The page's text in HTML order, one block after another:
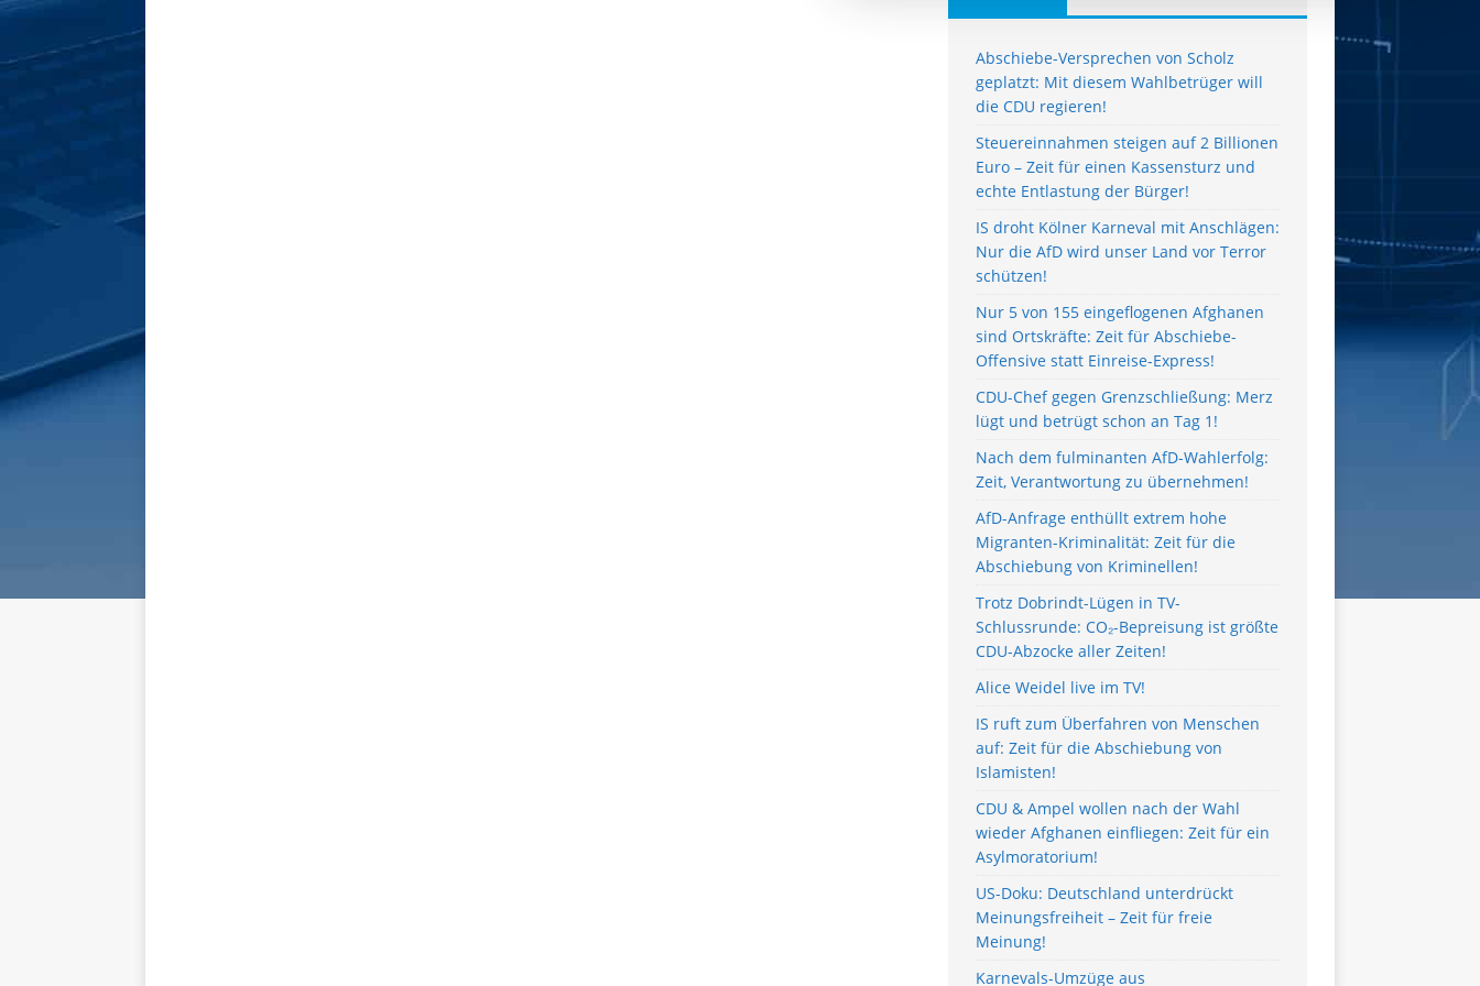
Abschiebe-Versprechen von Scholz
geplatzt: Mit diesem Wahlbetrüger will
die CDU regieren!
Steuereinnahmen steigen auf 2 Billionen
Euro – Zeit für einen Kassensturz und
echte Entlastung der Bürger!
IS droht Kölner Karneval mit Anschlägen:
Nur die AfD wird unser Land vor Terror
schützen!
Nur 5 von 155 eingeflogenen Afghanen
sind Ortskräfte: Zeit für Abschiebe-
Offensive statt Einreise-Express!
CDU-Chef gegen Grenzschließung: Merz
lügt und betrügt schon an Tag 1!
Nach dem fulminanten AfD-Wahlerfolg:
Zeit, Verantwortung zu übernehmen!
AfD-Anfrage enthüllt extrem hohe
Migranten-Kriminalität: Zeit für die
Abschiebung von Kriminellen!
Trotz Dobrindt-Lügen in TV-
Schlussrunde: CO₂-Bepreisung ist größte
CDU-Abzocke aller Zeiten!
Alice Weidel live im TV!
IS ruft zum Überfahren von Menschen
auf: Zeit für die Abschiebung von
Islamisten!
CDU & Ampel wollen nach der Wahl
wieder Afghanen einfliegen: Zeit für ein
Asylmoratorium!
US-Doku: Deutschland unterdrückt
Meinungsfreiheit – Zeit für freie
Meinung!
Karnevals-Umzüge aus